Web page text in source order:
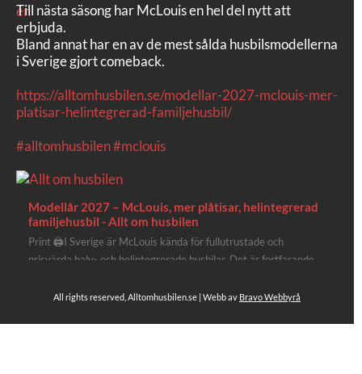
Till nästa säsong har McLouis en hel del nytt att
erbjuda.
Bland annat har en av de mest sålda husbilsmodellerna
i Sverige gjort comeback.
https://alltomhusbilen.se/modellar-2027-mclouis-mer-
platisar-helintegrerad-familjehusbil/
#alltomhusbilen#mclouis
Modellår 2027 – McLouis, mer plåtisar, helintegrerad
familjehusbil - Allt om husbilen
Print 🖨I Sverige är McLouis kända för fullutrustade och
prisvärda halv- och helintegrerade husbilar. Det är fortfarande
plåtisutbud lite extra kärlek med hela 3 nya utrustningsnivåer.
All rights reserved, Alltomhusbilen.se | Webb av Bravo Webbyrå